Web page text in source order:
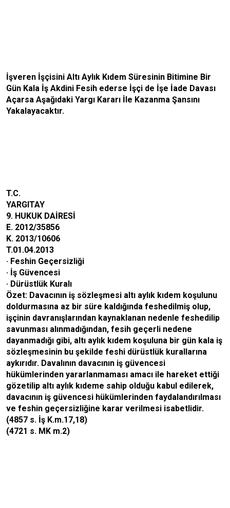
İşveren İşçisini Altı Aylık Kıdem Süresinin Bitimine Bir
Gün Kala İş Akdini Fesih ederse İşçi de İşe İade Davası
Açarsa Aşağıdaki Yargı Kararı İle Kazanma Şansını
Yakalayacaktır.
T.C.
YARGITAY
9. HUKUK DAİRESİ
E. 2012/35856
K. 2013/10606
T.01.04.2013
· Feshin Geçersizliği
· İş Güvencesi
· Dürüstlük Kuralı
Özet: Davacının iş sözleşmesi altı aylık kıdem koşulunu
doldurmasına az bir süre kaldığında feshedilmiş olup,
işçinin davranışlarından kaynaklanan nedenle feshedilip
savunması alınmadığından, fesih geçerli nedene
dayanmadığı gibi, altı aylık kıdem koşuluna bir gün kala iş
sözleşmesinin bu şekilde feshi dürüstlük kurallarına
aykırıdır. Davalının davacının iş güvencesi
hükümlerinden yararlanmaması amacı ile hareket ettiği
gözetilip altı aylık kıdeme sahip olduğu kabul edilerek,
davacının iş güvencesi hükümlerinden faydalandırılması
ve feshin geçersizliğine karar verilmesi isabetlidir.
(4857 s. İş K.m.17,18)
(4721 s. MK m.2)